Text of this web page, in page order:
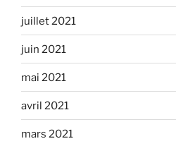
juillet 2021
juin 2021
mai 2021
avril 2021
mars 2021